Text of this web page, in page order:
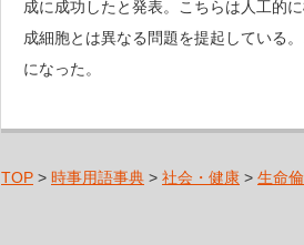
成に成功したと発表。こちらは人工的
成細胞とは異なる問題を提起している
になった。
TOP > 時事用語事典 > 社会・健康 > 生命